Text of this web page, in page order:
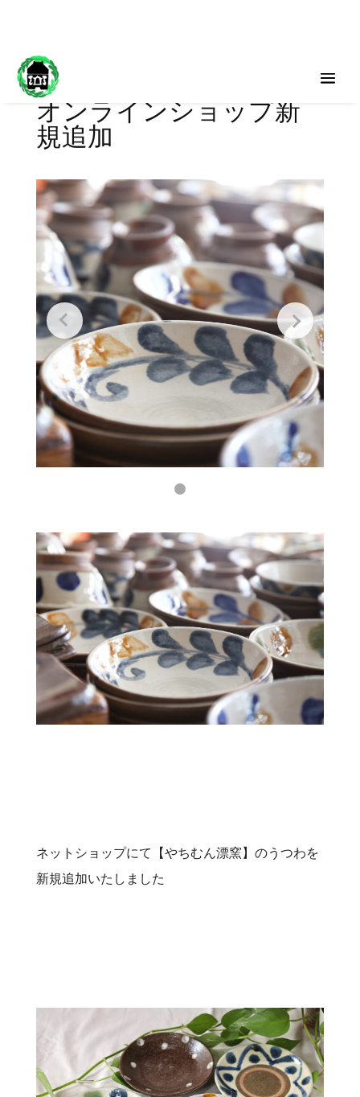
オンラインショップ新
規追加
ネットショップにて【やちむん漂窯】のうつわを
新規追加いたしました